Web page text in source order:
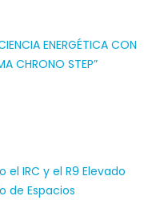
ENERGÉTICA CON
CHRONO STEP”
IRC y el R9 Elevado
de Espacios